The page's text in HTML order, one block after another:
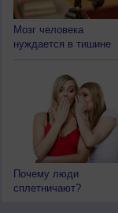
Мозг человека
нуждается в тишине
Почему люди
сплетничают?